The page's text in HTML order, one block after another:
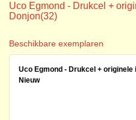
Uco Egmond - Drukcel +
Donjon(32)
Beschikbare exemplaren
Uco Egmond - Drukcel +
Nieuw